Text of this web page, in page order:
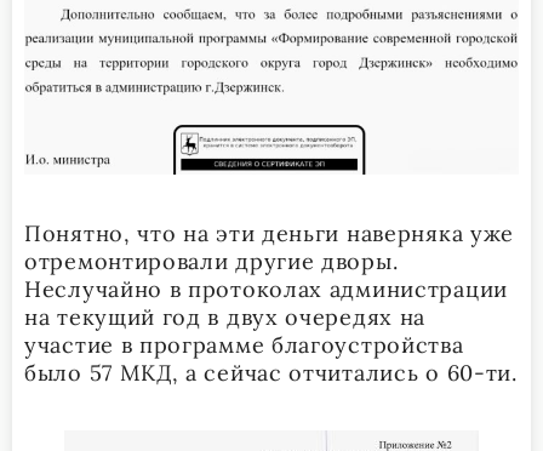
Понятно, что на эти деньги наверняка уже
отремонтировали другие дворы.
Неслучайно в протоколах администрации
на текущий год в двух очередях на
участие в программе благоустройства
было 57 МКД, а сейчас отчитались о 60-ти.